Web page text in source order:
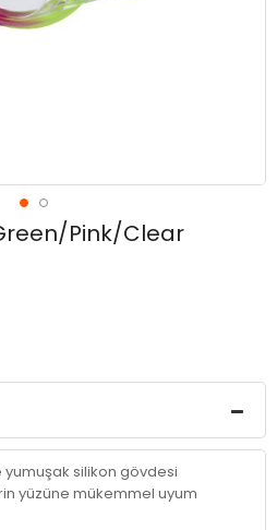
Pink/Clear
yumuşak silikon gövdesi
yüzüne mükemmel uyum